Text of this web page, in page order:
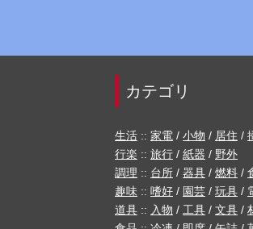
カテゴリ
生活 :: 家電 / 小物 / 居住 /
行楽 :: 旅行 / 紙器 / 野外
調理 :: 台所 / 器具 / 燃料 /
趣味 :: 嗜好 / 園芸 / 玩具 /
道具 :: 入物 / 工具 / 文具 /